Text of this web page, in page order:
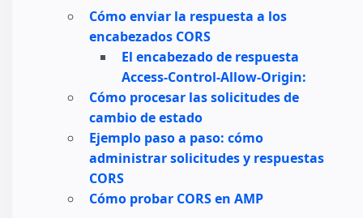
Cómo enviar la respuesta a los
encabezados CORS
El encabezado de respuesta
Access-Control-Allow-Origin:
Cómo procesar las solicitudes de
cambio de estado
Ejemplo paso a paso: cómo
administrar solicitudes y respuestas
CORS
Cómo probar CORS en AMP